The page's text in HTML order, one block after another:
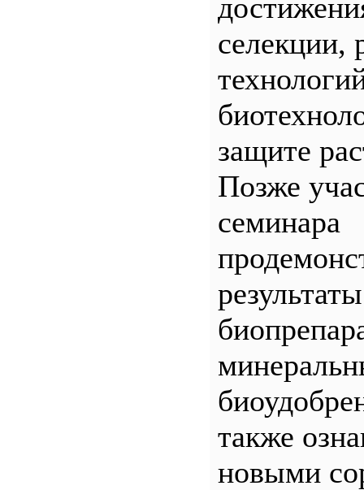
селекции,
защите
Позже
семинара
также
новыми